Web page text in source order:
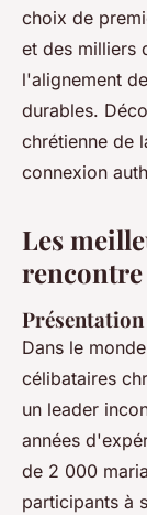
Lana• 11
choix de
et des milliers
l'alignement
durables.
chrétienne de
connexion
Les
Dans le
célibataires
un leader
années
de 2 000
participants à